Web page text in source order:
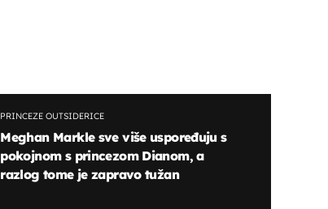
PRINCEZE OUTSIDERICE
Meghan Markle sve više uspoređuju s
pokojnom s princezom Dianom, a
razlog tome je zapravo tužan